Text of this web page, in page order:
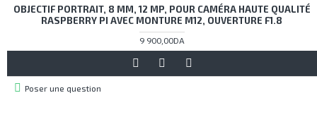
OBJECTIF PORTRAIT, 8 MM, 12 MP, POUR CAMÉRA HAUTE QUALITÉ
RASPBERRY PI AVEC MONTURE M12, OUVERTURE F1.8
9 900,00DA
Poser une question